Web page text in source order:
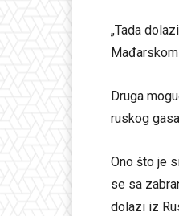
„Tada
Druga
ruskog
Ono što je
se sa
dolazi iz